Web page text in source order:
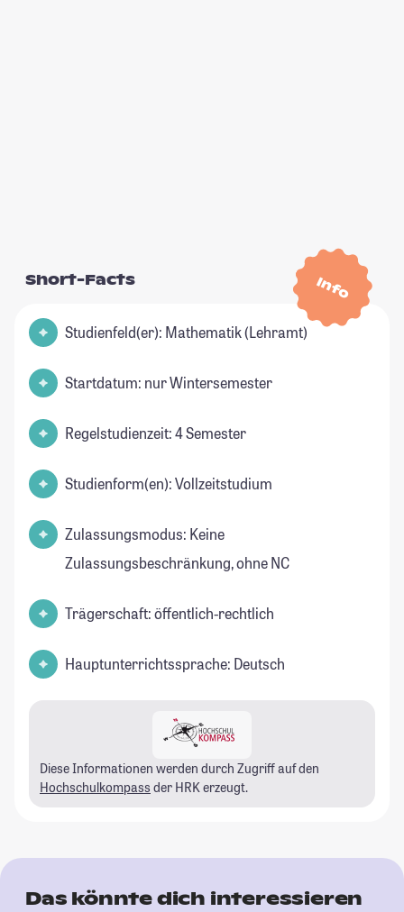
Info
Short-Facts
Studienfeld(er): Mathematik (Lehramt)
Startdatum: nur Wintersemester
Regelstudienzeit: 4 Semester
Studienform(en): Vollzeitstudium
Zulassungsmodus: Keine
Zulassungsbeschränkung, ohne NC
Trägerschaft: öffentlich-rechtlich
Hauptunterrichtssprache: Deutsch
Diese Informationen werden durch Zugriff auf den
Hochschulkompass der HRK erzeugt.
Das könnte dich interessieren